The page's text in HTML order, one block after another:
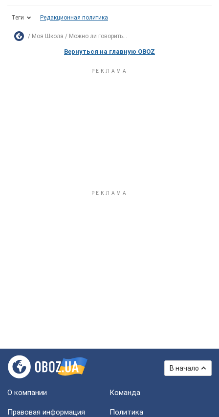
Теги Редакционная политика
Моя Школа Можно ли говорить...
Вернуться на главную OBOZ
В начало
О компании Команда
Правовая информация
Политика